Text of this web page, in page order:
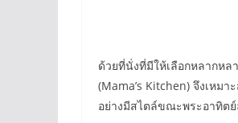
ด้วยที่นั่งที่มีให้เลือกหลากห
(Mama’s Kitchen) จึงเหม
อย่างมีสไตล์ขณะพระอาทิต